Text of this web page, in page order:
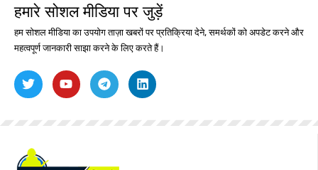
हमारे सोशल मीडिया पर जुड़ें
हम सोशल मीडिया का उपयोग ताज़ा खबरों पर प्रतिक्रिया देने, समर्थकों को अपडेट करने और
महत्वपूर्ण जानकारी साझा करने के लिए करते हैं।